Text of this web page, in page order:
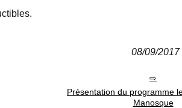
08/09/2017
Présentation du programme
Manosque